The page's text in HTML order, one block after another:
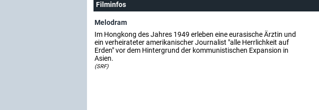
Filminfos
Melodram
Im Hongkong des Jahres 1949 erleben eine eurasische Ärztin und
ein verheirateter amerikanischer Journalist "alle Herrlichkeit auf
Erden" vor dem Hintergrund der kommunistischen Expansion in
Asien.
(SRF)